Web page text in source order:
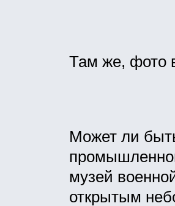
Там же, фото
Может ли
музей
открытым